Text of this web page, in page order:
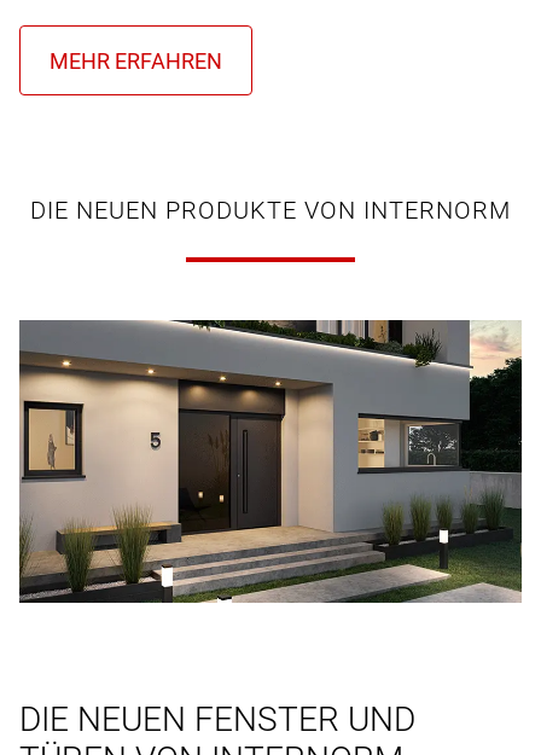
DIE NEUEN PRODUKTE VON INTERNORM
DIE NEUEN FENSTER UND